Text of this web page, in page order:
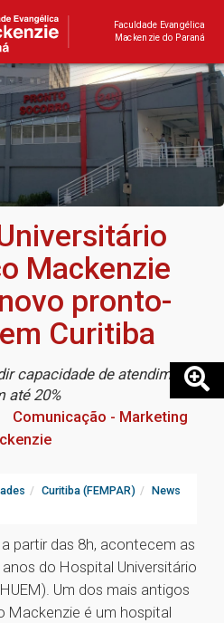
Faculdade Evangélica
Mackenzie do Paraná
Mackenzie
pronto-
Curitiba
capacidade de atendimentos
até 20%
Comunicação - Marketing
Curitiba (FEMPAR) News
partir das 8h, acontecem as
do Hospital Universitário
Um dos mais antigos
Mackenzie é um hospital